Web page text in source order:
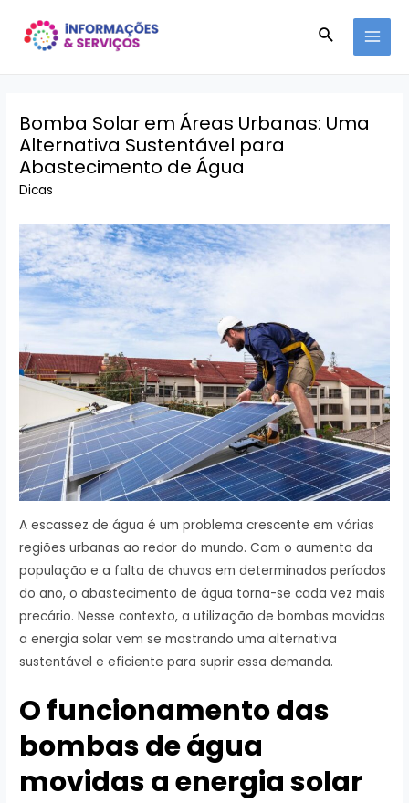
para
Pesquisar
Bomba Solar em Áreas Urbanas: Uma
Alternativa Sustentável para
Abastecimento de Água
Dicas
A escassez de água é um problema crescente em várias
regiões urbanas ao redor do mundo. Com o aumento da
população e a falta de chuvas em determinados períodos
do ano, o abastecimento de água torna-se cada vez mais
precário. Nesse contexto, a utilização de bombas movidas
a energia solar vem se mostrando uma alternativa
sustentável e eficiente para suprir essa demanda.
O funcionamento das
bombas de água
movidas a energia solar